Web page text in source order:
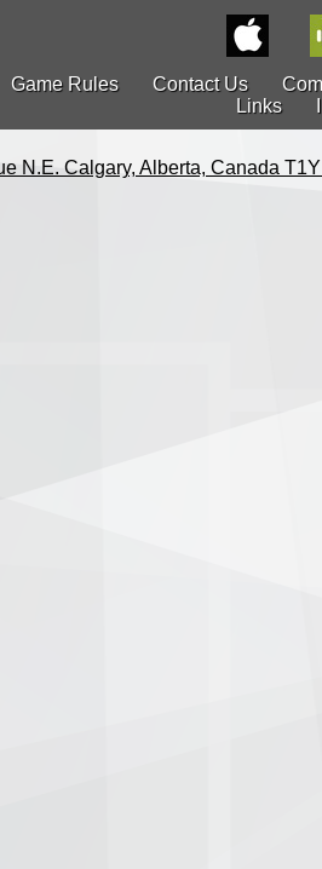
Game Rules Contact Us
Links
N.E. Calgary, Alberta, Canada